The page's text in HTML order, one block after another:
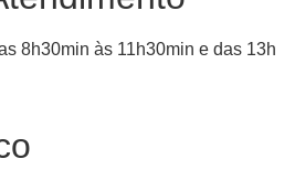
8h30min às 11h30min e das 13h